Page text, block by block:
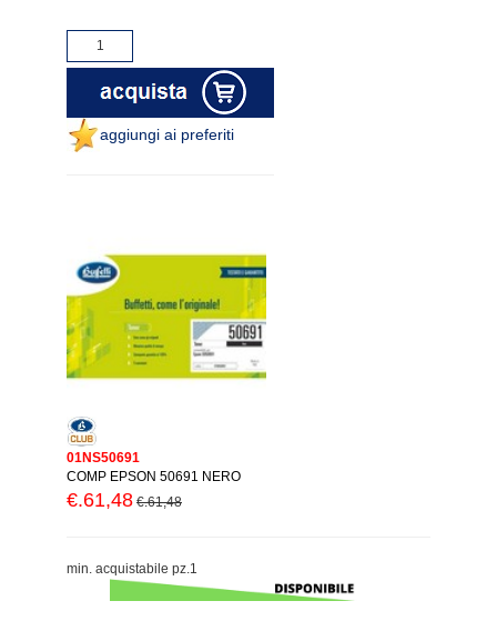
aggiungi ai preferiti
01NS50691
COMP EPSON 50691 NERO
€.61,48 €.61,48
min. acquistabile pz.1